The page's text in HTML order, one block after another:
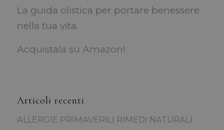
La guida olistica per portare benessere
nella tua vita.
Acquistala su Amazon!
Articoli recenti
ALLERGIE PRIMAVERILI RIMEDI NATURALI